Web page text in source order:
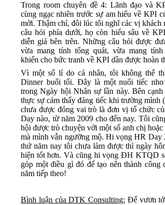
Trong room chuyên đề 4: Lãnh đạo và
cùng ngạc nhiên trước sự am hiểu về KPI
mời. Thậm chí, đôi lúc tôi nghĩ các vị khách
câu hỏi phía dưới, họ còn hiểu sâu về
diễn giả bên trên. Những câu hỏi được
vừa mang tính tổng quát, vừa mang tính
khiến cho bức tranh về KPI dần được hoàn
Vì một số lí do cá nhân, tôi không thể
Dinner buổi tối. Đây là một nuối tiếc nho
trong Ngày hội Nhân sự lần này. Bên
thực sự cảm thấy đáng tiếc khi trường
chưa được đóng vai trò là đơn vị tổ chức
Day nào, từ năm 2009 cho đến nay. Tôi
hội được trò chuyện với một số anh chị
mà mình vẫn ngưỡng mộ. Hi vọng HR Day
thứ năm nay tôi chưa làm được thì ngày
hiện tốt hơn. Và cũng hi vọng ĐH KTQD
góp một điều gì đó để tạo nên thành công
năm tiếp theo!
Bình luận của DTK Consulting: Để vươn